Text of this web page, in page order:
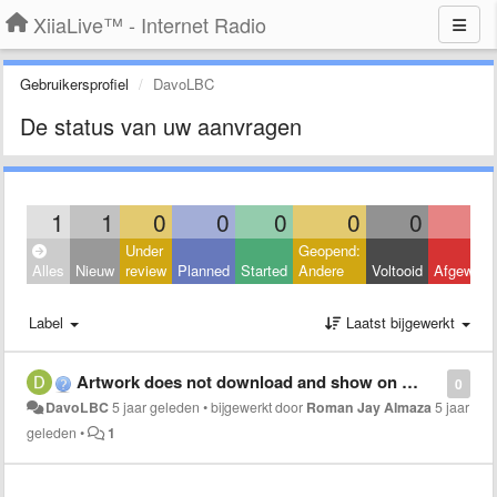
XiiaLive™ - Internet Radio
Gebruikersprofiel DavoLBC
De status van uw aanvragen
1 1 0 0 0 0 0
Alles Nieuw
Under
review Planned Started
Geopend:
Andere
Voltooid
Label Laatst bijgewerkt
0
Artwork does not download and show on player
DavoLBC5 jaar geleden •bijgewerkt door Roman Jay Almaza5 jaar
geleden • 1